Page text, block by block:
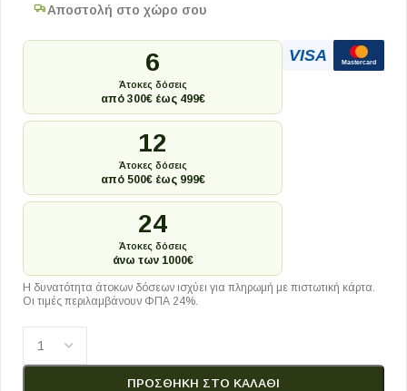
Αποστολή στο χώρο σου
6
Άτοκες δόσεις
από 300€ έως 499€
12
Άτοκες δόσεις
από 500€ έως 999€
24
Άτοκες δόσεις
άνω των 1000€
VISA Mastercard
Η δυνατότητα άτοκων δόσεων ισχύει για πληρωμή με πιστωτική κάρτα.
Οι τιμές περιλαμβάνουν ΦΠΑ 24%.
ΠΡΟΣΘΉΚΗ ΣΤΟ ΚΑΛΆΘΙ